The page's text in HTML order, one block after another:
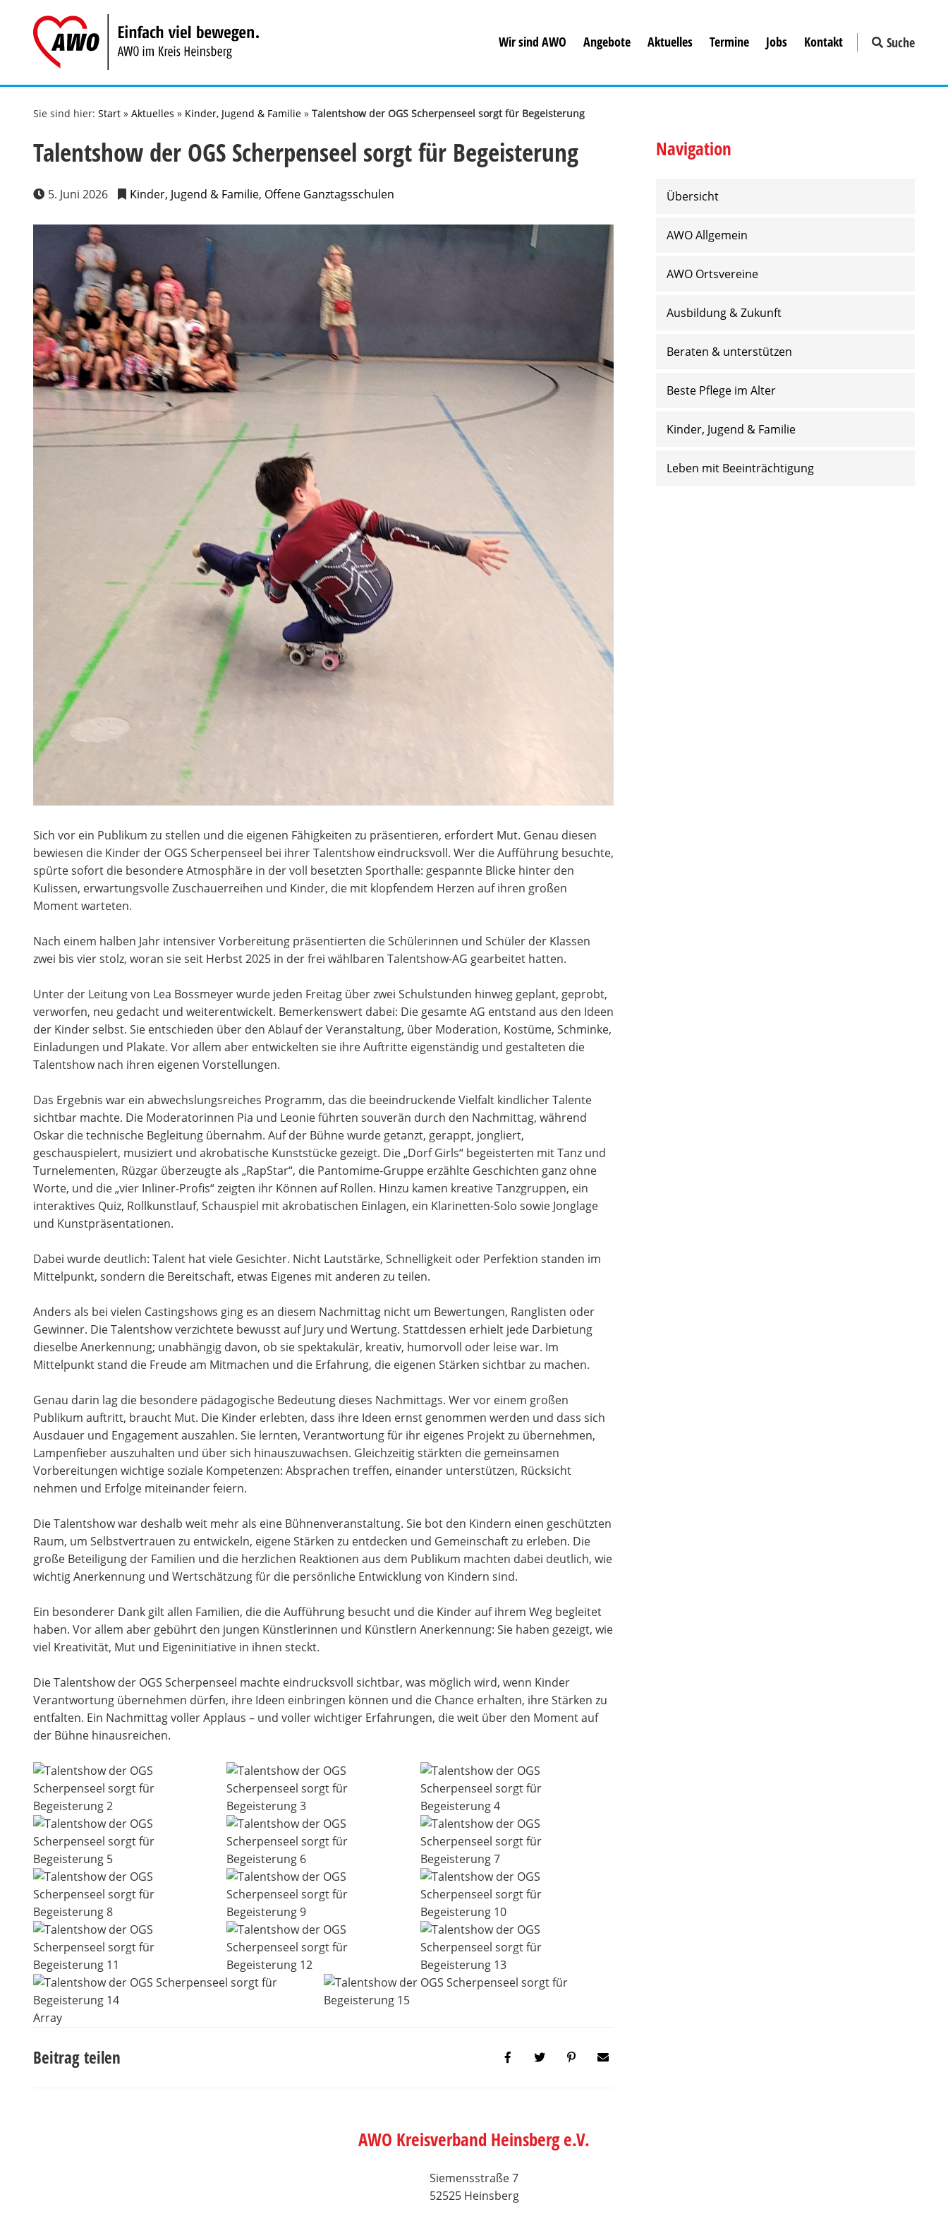
springen
Suche
Wir sind AWO Angebote Aktuelles Termine Jobs Kontakt
Sie sind hier: Start » Aktuelles » Kinder, Jugend & Familie » Talentshow der OGS Scherpenseel sorgt für Begeisterung
Talentshow der OGS Scherpenseel sorgt für Begeisterung
5. Juni 2026 Kinder, Jugend & Familie, Offene Ganztagsschulen
Sich vor ein Publikum zu stellen und die eigenen Fähigkeiten zu präsentieren, erfordert Mut. Genau diesen
bewiesen die Kinder der OGS Scherpenseel bei ihrer Talentshow eindrucksvoll. Wer die Aufführung besuchte,
spürte sofort die besondere Atmosphäre in der voll besetzten Sporthalle: gespannte Blicke hinter den
Kulissen, erwartungsvolle Zuschauerreihen und Kinder, die mit klopfendem Herzen auf ihren großen
Moment warteten.
Nach einem halben Jahr intensiver Vorbereitung präsentierten die Schülerinnen und Schüler der Klassen
zwei bis vier stolz, woran sie seit Herbst 2025 in der frei wählbaren Talentshow-AG gearbeitet hatten.
Unter der Leitung von Lea Bossmeyer wurde jeden Freitag über zwei Schulstunden hinweg geplant, geprobt,
verworfen, neu gedacht und weiterentwickelt. Bemerkenswert dabei: Die gesamte AG entstand aus den Ideen
der Kinder selbst. Sie entschieden über den Ablauf der Veranstaltung, über Moderation, Kostüme, Schminke,
Einladungen und Plakate. Vor allem aber entwickelten sie ihre Auftritte eigenständig und gestalteten die
Talentshow nach ihren eigenen Vorstellungen.
Das Ergebnis war ein abwechslungsreiches Programm, das die beeindruckende Vielfalt kindlicher Talente
sichtbar machte. Die Moderatorinnen Pia und Leonie führten souverän durch den Nachmittag, während
Oskar die technische Begleitung übernahm. Auf der Bühne wurde getanzt, gerappt, jongliert,
geschauspielert, musiziert und akrobatische Kunststücke gezeigt. Die „Dorf Girls“ begeisterten mit Tanz und
Turnelementen, Rüzgar überzeugte als „RapStar“, die Pantomime-Gruppe erzählte Geschichten ganz ohne
Worte, und die „vier Inliner-Profis“ zeigten ihr Können auf Rollen. Hinzu kamen kreative Tanzgruppen, ein
interaktives Quiz, Rollkunstlauf, Schauspiel mit akrobatischen Einlagen, ein Klarinetten-Solo sowie Jonglage
und Kunstpräsentationen.
Dabei wurde deutlich: Talent hat viele Gesichter. Nicht Lautstärke, Schnelligkeit oder Perfektion standen im
Mittelpunkt, sondern die Bereitschaft, etwas Eigenes mit anderen zu teilen.
Anders als bei vielen Castingshows ging es an diesem Nachmittag nicht um Bewertungen, Ranglisten oder
Gewinner. Die Talentshow verzichtete bewusst auf Jury und Wertung. Stattdessen erhielt jede Darbietung
dieselbe Anerkennung; unabhängig davon, ob sie spektakulär, kreativ, humorvoll oder leise war. Im
Mittelpunkt stand die Freude am Mitmachen und die Erfahrung, die eigenen Stärken sichtbar zu machen.
Genau darin lag die besondere pädagogische Bedeutung dieses Nachmittags. Wer vor einem großen
Publikum auftritt, braucht Mut. Die Kinder erlebten, dass ihre Ideen ernst genommen werden und dass sich
Ausdauer und Engagement auszahlen. Sie lernten, Verantwortung für ihr eigenes Projekt zu übernehmen,
Lampenfieber auszuhalten und über sich hinauszuwachsen. Gleichzeitig stärkten die gemeinsamen
Vorbereitungen wichtige soziale Kompetenzen: Absprachen treffen, einander unterstützen, Rücksicht
nehmen und Erfolge miteinander feiern.
Die Talentshow war deshalb weit mehr als eine Bühnenveranstaltung. Sie bot den Kindern einen geschützten
Raum, um Selbstvertrauen zu entwickeln, eigene Stärken zu entdecken und Gemeinschaft zu erleben. Die
große Beteiligung der Familien und die herzlichen Reaktionen aus dem Publikum machten dabei deutlich, wie
wichtig Anerkennung und Wertschätzung für die persönliche Entwicklung von Kindern sind.
Ein besonderer Dank gilt allen Familien, die die Aufführung besucht und die Kinder auf ihrem Weg begleitet
haben. Vor allem aber gebührt den jungen Künstlerinnen und Künstlern Anerkennung: Sie haben gezeigt, wie
viel Kreativität, Mut und Eigeninitiative in ihnen steckt.
Die Talentshow der OGS Scherpenseel machte eindrucksvoll sichtbar, was möglich wird, wenn Kinder
Verantwortung übernehmen dürfen, ihre Ideen einbringen können und die Chance erhalten, ihre Stärken zu
entfalten. Ein Nachmittag voller Applaus – und voller wichtiger Erfahrungen, die weit über den Moment auf
der Bühne hinausreichen.
Array
Beitrag teilen
Navigation
Übersicht
AWO Allgemein
AWO Ortsvereine
Ausbildung & Zukunft
Beraten & unterstützen
Beste Pflege im Alter
Kinder, Jugend & Familie
Leben mit Beeinträchtigung
AWO Kreisverband Heinsberg e.V.
Siemensstraße 7
52525 Heinsberg